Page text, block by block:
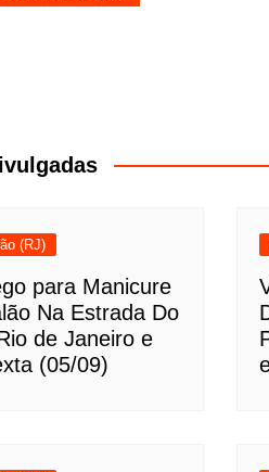
(RJ)
para Manicure
Na Estrada Do
de Janeiro e
(05/09)